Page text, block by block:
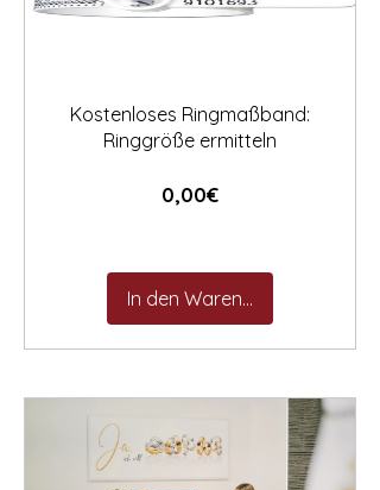
Kostenloses Ringmaßband:
Ringgröße ermitteln
0,00€Preis
In den Warenkorb